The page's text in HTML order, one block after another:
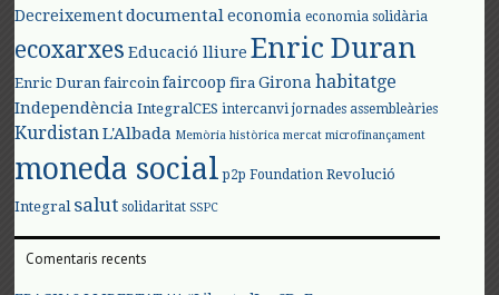
Decreixement documental economia economia solidària
ecoxarxes Educació lliure Enric Duran
Enric Duran faircoin faircoop fira Girona habitatge
Independència IntegralCES intercanvi jornades assembleàries
KurdistanL'Albada Memòria històrica mercat microfinançament
moneda social p2p Foundation Revolució
Integral salut solidaritat SSPC
Comentaris recents